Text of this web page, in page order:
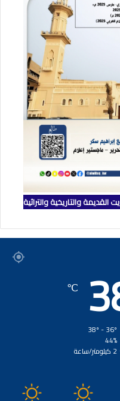
والتاريخية والتراثية
℃
44%
2 كيلومتر/ساعة